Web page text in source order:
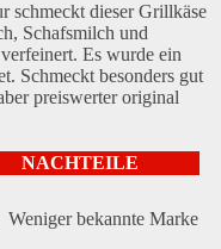
schmeckt dieser Grillkäse
Schafsmilch und
Es wurde ein
Schmeckt besonders gut
preiswerter original
NACHTEILE
Weniger bekannte Marke